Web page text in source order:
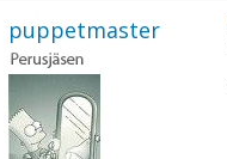
puppetmaster